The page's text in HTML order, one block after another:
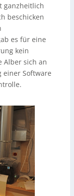
ganzheitlich
beschicken
es für eine
kein
Alber sich an
einer Software